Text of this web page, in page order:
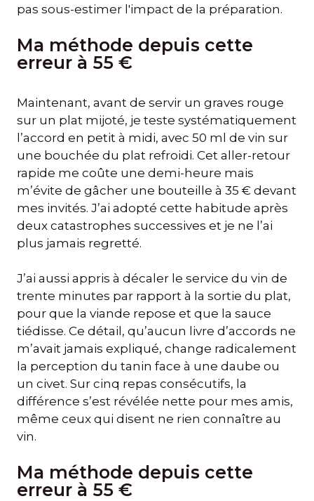
pas sous-estimer l'impact de la préparation.
Ma méthode depuis cette
erreur à 55 €
Maintenant, avant de servir un graves rouge
sur un plat mijoté, je teste systématiquement
l’accord en petit à midi, avec 50 ml de vin sur
une bouchée du plat refroidi. Cet aller-retour
rapide me coûte une demi-heure mais
m’évite de gâcher une bouteille à 35 € devant
mes invités. J’ai adopté cette habitude après
deux catastrophes successives et je ne l’ai
plus jamais regretté.
J’ai aussi appris à décaler le service du vin de
trente minutes par rapport à la sortie du plat,
pour que la viande repose et que la sauce
tiédisse. Ce détail, qu’aucun livre d’accords ne
m’avait jamais expliqué, change radicalement
la perception du tanin face à une daube ou
un civet. Sur cinq repas consécutifs, la
différence s’est révélée nette pour mes amis,
même ceux qui disent ne rien connaître au
vin.
Ma méthode depuis cette
erreur à 55 €